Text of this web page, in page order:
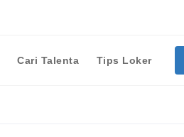
Cari Talenta Tips Loker